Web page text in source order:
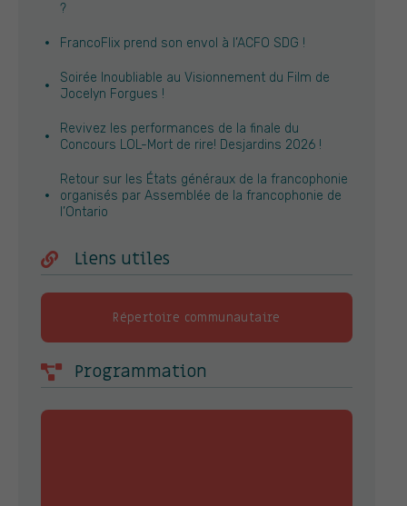
?
FrancoFlix prend son envol à l’ACFO SDG !
Soirée Inoubliable au Visionnement du Film de
Jocelyn Forgues !
Revivez les performances de la finale du
Concours LOL-Mort de rire! Desjardins 2026 !
Retour sur les États généraux de la francophonie
organisés par Assemblée de la francophonie de
l’Ontario
Liens utiles
Répertoire communautaire
Programmation